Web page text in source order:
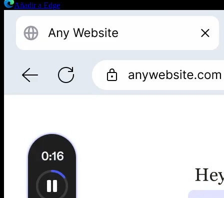
Añadir a Edge